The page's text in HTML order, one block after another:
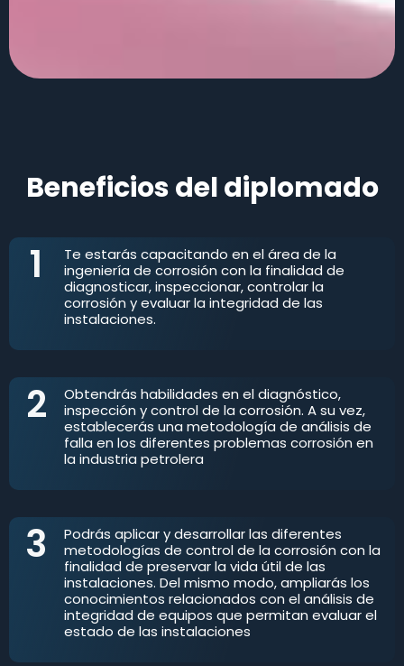
Beneficios del diplomado
1
Te estarás capacitando en el área de la
ingeniería de corrosión con la finalidad de
diagnosticar, inspeccionar, controlar la
corrosión y evaluar la integridad de las
instalaciones.
2
Obtendrás habilidades en el diagnóstico,
inspección y control de la corrosión. A su vez,
establecerás una metodología de análisis de
falla en los diferentes problemas corrosión en
la industria petrolera
3
Podrás aplicar y desarrollar las diferentes
metodologías de control de la corrosión con la
finalidad de preservar la vida útil de las
instalaciones. Del mismo modo, ampliarás los
conocimientos relacionados con el análisis de
integridad de equipos que permitan evaluar el
estado de las instalaciones